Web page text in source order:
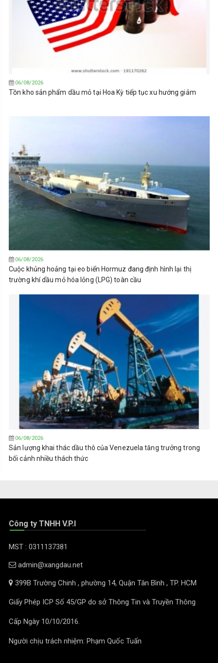
06/08/2026
Tồn kho sản phẩm dầu mỏ tại Hoa Kỳ tiếp tục xu hướng giảm
06/08/2026
Cuộc khủng hoảng tại eo biển Hormuz đang định hình lại thị
trường khí dầu mỏ hóa lỏng (LPG) toàn cầu
06/08/2026
Sản lượng khai thác dầu thô của Venezuela tăng trưởng trong
bối cảnh nhiều thách thức
Công ty TNHH V.P.I
MST : 0311137381
admin@xangdau.net
399B Trường Chinh , phường 14, Quận Tân Bình , TP. HCM
Giấy Phép ICP Số 45/GP do sở Thông Tin và Truyền Thông
Cấp Ngày 10/10/2016.
Người chịu trách nhiệm: Phạm Quốc Tuấn